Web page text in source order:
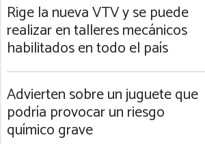
Rige la nueva VTV y se puede
realizar en talleres mecánicos
habilitados en todo el país
Advierten sobre un juguete que
podría provocar un riesgo
químico grave